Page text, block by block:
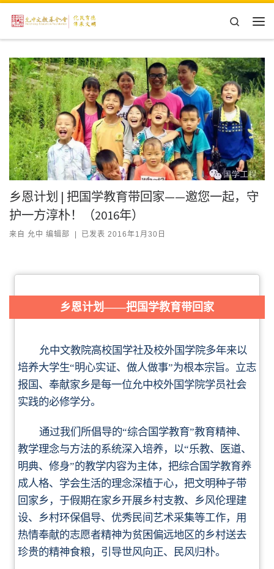
Skip to content
Search
乡恩计划 | 把国学教育带回家——邀您一起，守
护一方淳朴！（2016年）
来自 允中 编辑部 | 已发表 2016年1月30日
乡恩计划——把国学教育带回家
允中文教院高校国学社及校外国学院多年来以
培养大学生“明心实证、做人做事”为根本宗旨。 立志
报国、奉献家乡是每一位允中校外国学院学员社会
实践的必修学分。
通过我们所倡导的“综合国学教育”教育精神、
教学理念与方法的系统深入培养，以“乐教、医道、
明典、修身”的教学内容为主体，把综合国学教育养
成人格、学会生活的理念深植于心，把文明种子带
回家乡，于假期在家乡开展乡村支教、乡风伦理建
设、乡村环保倡导、优秀民间艺术采集等工作，用
热情奉献的志愿者精神为贫困偏远地区的乡村送去
珍贵的精神食粮，引导世风向正、民风归朴。